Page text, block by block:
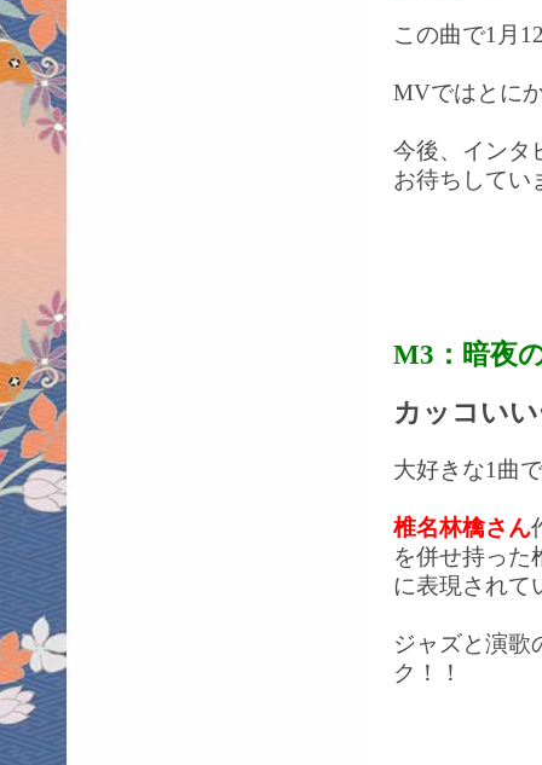
この曲で1月
MVではとに
今後、インタ
お待ちしてい
M3：暗夜
カッコい
大好きな1曲
椎名林檎さん
を併せ持った
に表現されて
ジャズと演歌
ク！！